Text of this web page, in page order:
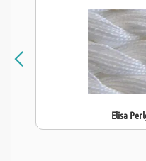
Elisa